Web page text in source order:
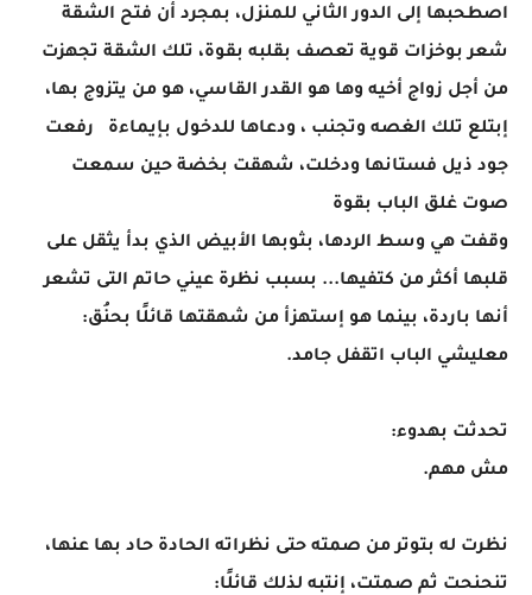
اصطحبها إلى الدور الثاني للمنزل، بمجرد أن فتح الشقة
شعر بوخزات قوية تعصف بقلبه بقوة، تلك الشقة تجهزت
من أجل زواج أخيه وها هو القدر القاسي، هو من يتزوج بها،
إبتلع تلك الغصه وتجنب ، ودعاها للدخول بإيماءة رفعت
جود ذيل فستانها ودخلت، شهقت بخضة حين سمعت
صوت غلق الباب بقوة
وقفت هي وسط الردها، بثوبها الأبيض الذي بدأ يثقل على
قلبها أكثر من كتفيها... بسبب نظرة عيني حاتم التى تشعر
أنها باردة، بينما هو إستهزأ من شهقتها قائلًا بحنُق:
معليشي الباب اتقفل جامد.
تحدثت بهدوء:
مش مهم.
نظرت له بتوتر من صمته حتى نظراته الحادة حاد بها عنها،
تنحنحت ثم صمتت، إنتبه لذلك قائلًا: